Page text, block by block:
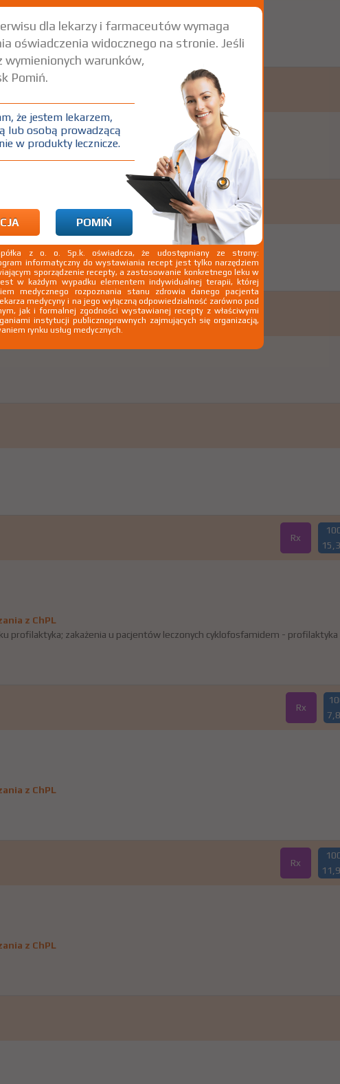
Rx
z ChPL
profilaktyka; zakażenia u pacjentów leczonych cyklofosfamidem - profilaktyka
Rx
z ChPL
Rx
z ChPL
dla lekarzy i farmaceutów wymaga
oświadczenia widocznego na stronie. Jeśli
wymienionych warunków,
Pomiń.
że jestem lekarzem,
lub osobą prowadzącą
w produkty lecznicze.
POMIŃ
z o. o. Sp.k. oświadcza, że udostępniany ze strony:
informatyczny do wystawiania recept jest tylko narzędziem
sporządzenie recepty, a zastosowanie konkretnego leku w
w każdym wypadku elementem indywidualnej terapii, której
medycznego rozpoznania stanu zdrowia danego pacjenta
medycyny i na jego wyłączną odpowiedzialność zarówno pod
jak i formalnej zgodności wystawianej recepty z właściwymi
instytucji publicznoprawnych zajmujących się organizacją,
rynku usług medycznych.